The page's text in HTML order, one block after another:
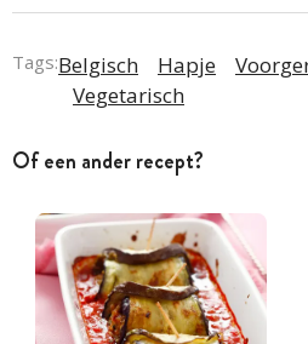
Tags:Belgisch Hapje
Vegetarisch
Of een ander recept?